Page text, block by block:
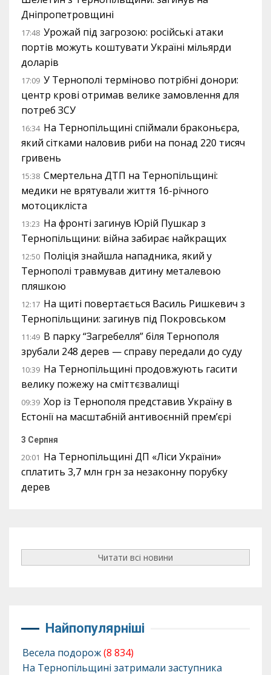
Дніпропетровщині
17:48 Урожай під загрозою: російські атаки
портів можуть коштувати Україні мільярди
доларів
17:09 У Тернополі терміново потрібні донори:
центр крові отримав велике замовлення для
потреб ЗСУ
16:34 На Тернопільщині спіймали браконьєра,
який сітками наловив риби на понад 220 тисяч
гривень
15:38 Смертельна ДТП на Тернопільщині:
медики не врятували життя 16-річного
мотоцикліста
13:23 На фронті загинув Юрій Пушкар з
Тернопільщини: війна забирає найкращих
12:50 Поліція знайшла нападника, який у
Тернополі травмував дитину металевою
пляшкою
12:17 На щиті повертається Василь Ришкевич з
Тернопільщини: загинув під Покровськом
11:49 В парку “Загребелля” біля Тернополя
зрубали 248 дерев — справу передали до суду
10:39 На Тернопільщині продовжують гасити
велику пожежу на сміттєзвалищі
09:39 Хор із Тернополя представив Україну в
Естонії на масштабній антивоєнній прем’єрі
3 Серпня
20:01 На Тернопільщині ДП «Ліси України»
сплатить 3,7 млн грн за незаконну порубку
дерев
Читати всі новини
Найпопулярніші
Весела подорож(8 834)
На Тернопільщині затримали заступника